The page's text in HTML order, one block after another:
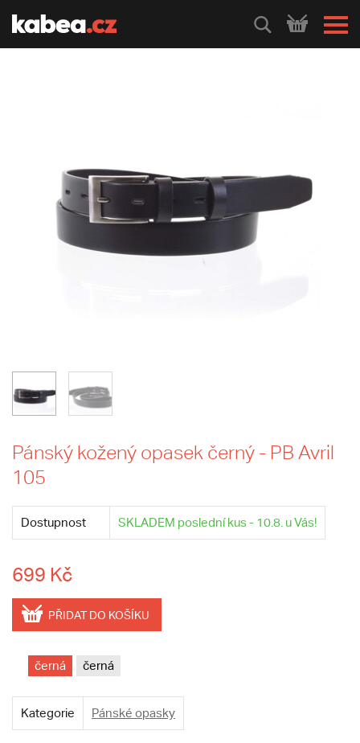
HLEDEJ
Pánský kožený opasek černý - PB Avril
105
Dostupnost SKLADEM poslední kus - 10.8. u Vás!
699 Kč
PŘIDAT DO KOŠÍKU
černá černá
Kategorie Pánské opasky